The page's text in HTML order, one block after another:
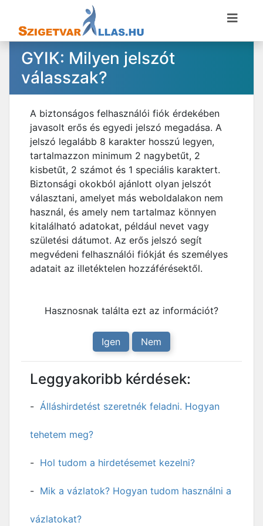
GYIK: Milyen jelszót
válasszak?
A biztonságos felhasználói fiók érdekében
javasolt erős és egyedi jelszó megadása. A
jelszó legalább 8 karakter hosszú legyen,
tartalmazzon minimum 2 nagybetűt, 2
kisbetűt, 2 számot és 1 speciális karaktert.
Biztonsági okokból ajánlott olyan jelszót
választani, amelyet más weboldalakon nem
használ, és amely nem tartalmaz könnyen
kitalálható adatokat, például nevet vagy
születési dátumot. Az erős jelszó segít
megvédeni felhasználói fiókját és személyes
adatait az illetéktelen hozzáférésektől.
Hasznosnak találta ezt az információt?
Igen Nem
Leggyakoribb kérdések:
Álláshirdetést szeretnék feladni. Hogyan
tehetem meg?
Hol tudom a hirdetésemet kezelni?
Mik a vázlatok? Hogyan tudom használni a
vázlatokat?